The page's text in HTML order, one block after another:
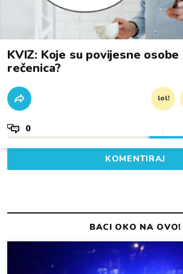
KVIZ: Koje su povijesne
rečenica?
lol!
0
KOMENTIRAJ